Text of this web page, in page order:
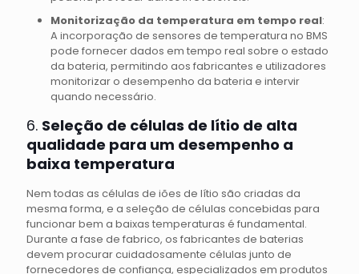
Monitorização da temperatura em tempo real:
A incorporação de sensores de temperatura no BMS
pode fornecer dados em tempo real sobre o estado
da bateria, permitindo aos fabricantes e utilizadores
monitorizar o desempenho da bateria e intervir
quando necessário.
6. Seleção de células de lítio de alta
qualidade para um desempenho a
baixa temperatura
Nem todas as células de iões de lítio são criadas da
mesma forma, e a seleção de células concebidas para
funcionar bem a baixas temperaturas é fundamental.
Durante a fase de fabrico, os fabricantes de baterias
devem procurar cuidadosamente células junto de
fornecedores de confiança, especializados em produtos